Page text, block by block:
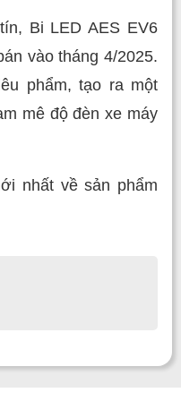
Bi LED AES EV6
vào tháng 4/2025.
phẩm, tạo ra một
mê độ đèn xe máy
nhất về sản phẩm